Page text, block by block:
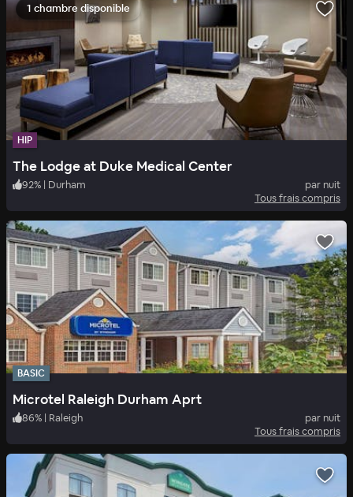
1 chambre disponible
HIP
The Lodge at Duke Medical Center
92% | Durham
par nuit
Tous frais compris
BASIC
Microtel Raleigh Durham Aprt
86% | Raleigh
par nuit
Tous frais compris